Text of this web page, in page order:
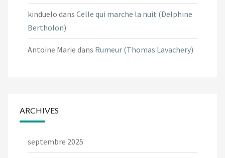
kinduelo dans Celle qui marche la nuit (Delphine
Bertholon)
Antoine Marie dans Rumeur (Thomas Lavachery)
ARCHIVES
septembre 2025